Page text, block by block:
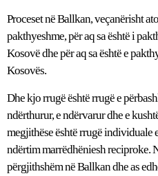
Proceset në Ballkan, veçanërisht
pakthyeshme, për aq sa është i
Kosovë dhe për aq sa është e
Kosovës.
Dhe kjo rrugë është rrugë e
ndërthurur, e ndërvarur dhe e
megjithëse është rrugë individuale
ndërtim marrëdhëniesh reciproke.
përgjithshëm në Ballkan dhe as